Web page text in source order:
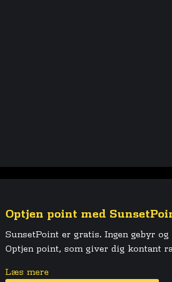
Optjen point med
SunsetPoint er gratis. Ingen gebyr og
Optjen point, som giver dig kontant
Læs mere